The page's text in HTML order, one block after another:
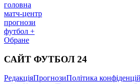
головна
матч-центр
прогнози
футбол +
Обране
САЙТ ФУТБОЛ 24
РедакціяПрогнозиПолітика